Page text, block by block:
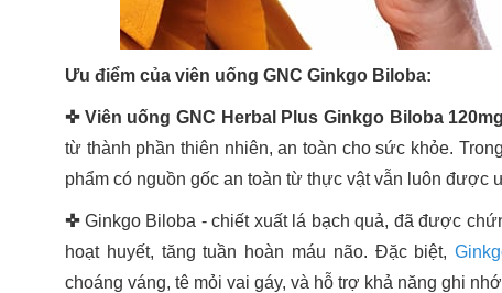
Ưu điểm của viên uống GNC Ginkgo Biloba:
✜ Viên uống GNC Herbal Plus Ginkgo Biloba 120mg
từ thành phần thiên nhiên, an toàn cho sức khỏe.
phẩm có nguồn gốc an toàn từ thực vật vẫn luôn được
✜ Ginkgo Biloba - chiết xuất lá bạch quả, đã được
hoạt huyết, tăng tuần hoàn máu não. Đặc biệt,
choáng váng, tê mỏi vai gáy, và hỗ trợ khả năng ghi